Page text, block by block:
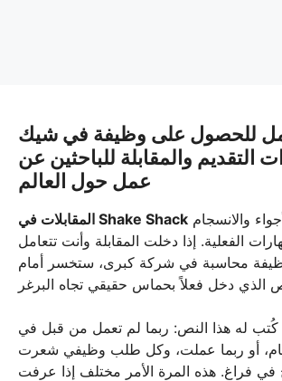
للحصول على وظيفة في شيك
والمقابلة للباحثين عن
عمل حول العالم
المقابلات في Shake Shack
الفعلية. إذا دخلت المقابلة وأنت تتعامل
وظيفة محاسبة في شركة كبرى، ستخسر أمام
كُتب له هذا النص: ربما لم تعمل من قبل في
أو ربما عملت، وكل طلب وظيفي شعرت
فراغ. هذه المرة الأمر مختلف إذا عرفت